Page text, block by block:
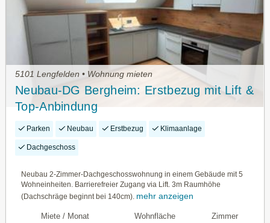
5101 Lengfelden • Wohnung mieten
Neubau-DG Bergheim: Erstbezug mit Lift &
Top-Anbindung
Parken Neubau Erstbezug Klimaanlage
Dachgeschoss
Neubau 2-Zimmer-Dachgeschosswohnung in einem Gebäude mit 5
Wohneinheiten. Barrierefreier Zugang via Lift. 3m Raumhöhe
(Dachschräge beginnt bei 140cm). mehr anzeigen
Miete / Monat Wohnfläche Zimmer